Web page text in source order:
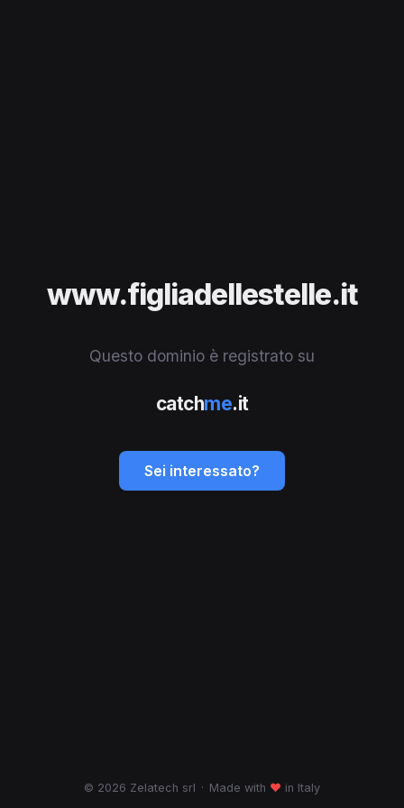
www.figliadellestelle.it
Questo dominio è registrato su
catchme.it
Sei interessato?
© 2026 Zelatech srl · Made with ♥ in Italy